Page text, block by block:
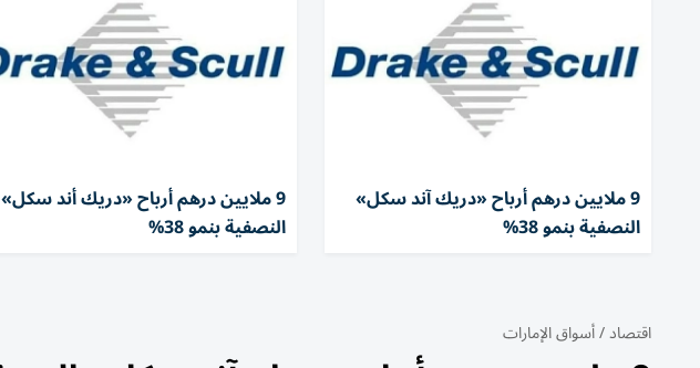
9 ملايين درهم أرباح «دريك آند سكل»
النصفية بنمو 38%
9 ملايين درهم أرباح «دريك أند سكل»
النصفية بنمو 38%
اقتصاد/أسواق الإمارات